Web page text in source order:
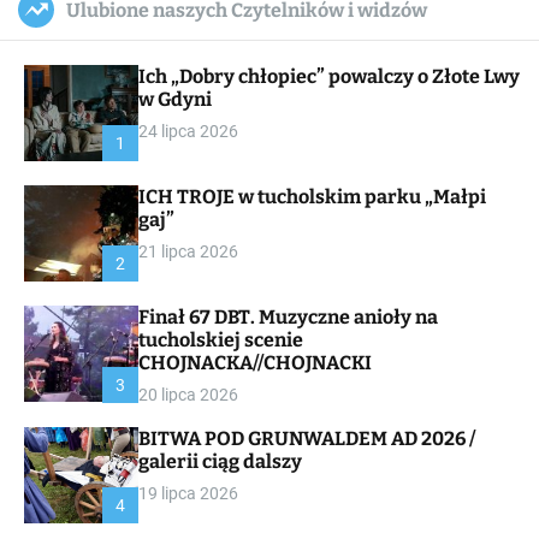
c
a
a
s
W
i
e
l
c
Ulubione naszych Czytelników i widzów
1
Ich „Dobry chłopiec” powalczy o Złote Lwy
w Gdyni
24 lipca 2026
2
ICH TROJE w tucholskim parku „Małpi
gaj”
21 lipca 2026
3
Finał 67 DBT. Muzyczne anioły na
tucholskiej scenie
CHOJNACKA//CHOJNACKI
20 lipca 2026
4
BITWA POD GRUNWALDEM AD 2026 /
galerii ciąg dalszy
19 lipca 2026